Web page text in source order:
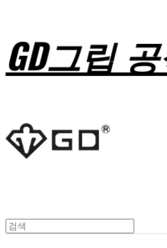
GD그립